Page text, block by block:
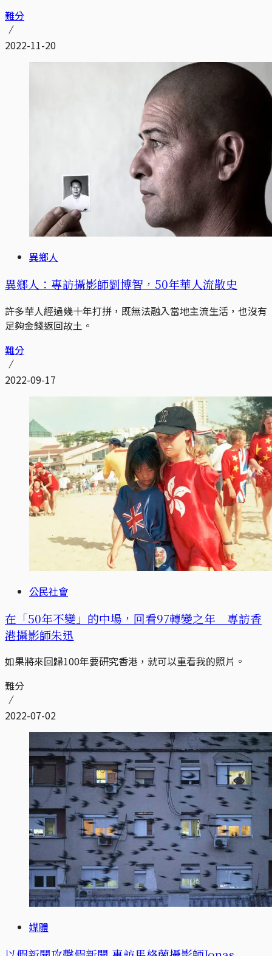
難分
2022-11-20
異鄉人
異鄉人：專訪攝影師劉博智，50年華人流散史
許多華人經過幾十年打拼，既無法融入當地主流生活，也沒有
足夠金錢返回故土。
難分
2022-09-17
公民社會
在「50年不變」的中場，回看97轉變之年 專訪香
港攝影師朱迅
如果將來回歸100年要研究香港，就可以重看我的照片。
難分
2022-07-02
媒體